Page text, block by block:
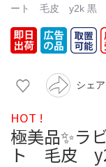
ート 毛皮 y2k 黒
シェア
HOT !
極美品✨ラ
ト 毛皮